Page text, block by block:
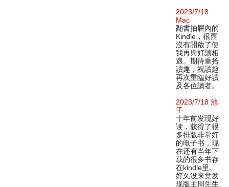
2023/7/18
Mac
翻書抽屜內的
Kindle，很舊
沒有開啟了使
我再與好讀相
遇。期待重拾
讀趣，祝讀趣
再次重臨好讀
及各位讀者。
2023/7/18 池
子
十年前发现好
读，获得了很
多排版非常好
的电子书，现
在还有当年下
载的很多书存
在kindle里。
好久没来竟发
现版主周先生